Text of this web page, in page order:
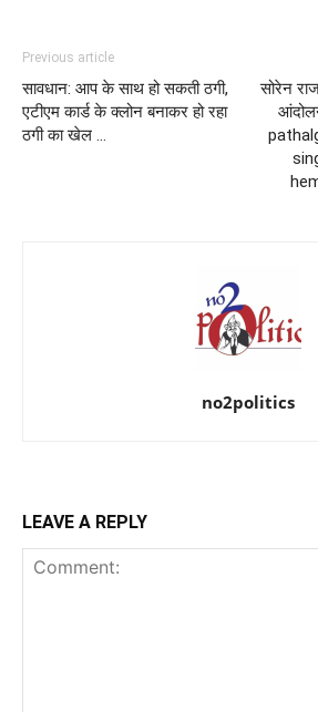
Previous article
सावधान: आप के साथ हो सकती ठगी,
एटीएम कार्ड के क्लोन बनाकर हो रहा
ठगी का खेल …
सोरेन
no2politics
LEAVE A REPLY